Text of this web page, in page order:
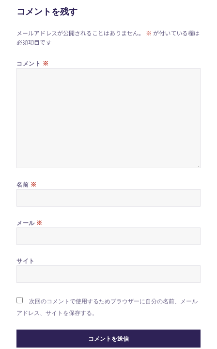
ズ
コメントを残す
メールアドレスが公開されることはありません。 ※ が付いている欄は
必須項目です
コメント ※
名前 ※
メール ※
サイト
次回のコメントで使用するためブラウザーに自分の名前、メール
アドレス、サイトを保存する。